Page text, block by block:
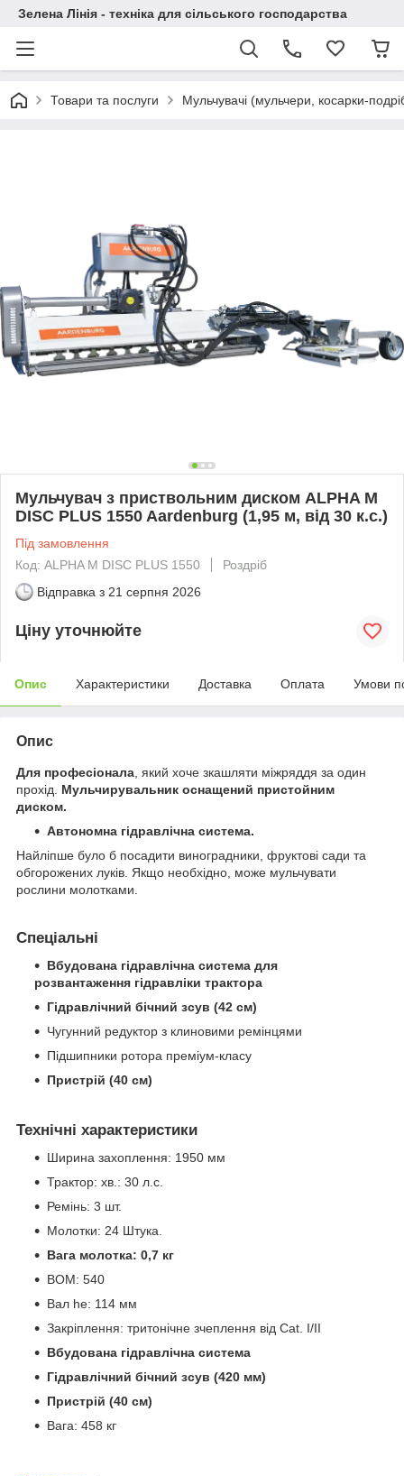
Зелена Лінія - техніка для сільського господарства
Товари та послуги Мульчувачі (мульчери, косарки-
Мульчувач з приствольним диском ALPHA M
DISC PLUS 1550 Aardenburg (1,95 м, від 30 к.с.)
Під замовлення
Код: ALPHA M DISC PLUS 1550
Роздріб
Відправка з 21 серпня 2026
Ціну уточнюйте
Опис Характеристики Доставка Оплата Умови
Опис
Для професіонала , який хоче зкашляти міжряддя за один
прохід. Мульчирувальник оснащений пристойним
диском.
Автономна гідравлічна система.
Найліпше було б посадити виноградники, фруктові сади та
обгорожених луків. Якщо необхідно, може мульчувати
рослини молотками.
Спеціальні
Вбудована гідравлічна система для
розвантаження гідравліки трактора
Гідравлічний бічний зсув (42 см)
Чугунний редуктор з клиновими ремінцями
Підшипники ротора преміум-класу
Пристрій (40 см)
Технічні характеристики
Ширина захоплення: 1950 мм
Трактор: хв.: 30 л.с.
Ремінь: 3 шт.
Молотки: 24 Штука.
Вага молотка: 0,7 кг
ВОМ: 540
Вал he: 114 мм
Закріплення: тритонічне зчеплення від Cat. I/II
Вбудована гідравлічна система
Гідравлічний бічний зсув (420 мм)
Пристрій (40 см)
Вага: 458 кг